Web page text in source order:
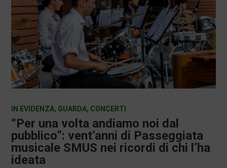
“Per una volta andiamo noi dal
pubblico”: vent’anni di Passeggiata
musicale SMUS nei ricordi di chi l’ha
ideata
IN EVIDENZA, GUARDA, CONCERTI